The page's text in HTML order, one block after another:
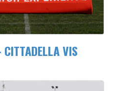
CITTADELLA VIS